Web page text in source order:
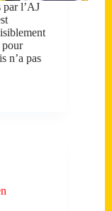
l’AJ
pour
n’a pas